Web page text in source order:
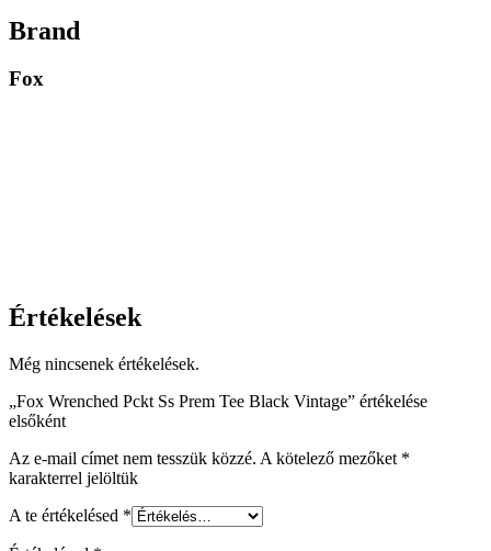
Brand
Fox
Értékelések
Még nincsenek értékelések.
„Fox Wrenched Pckt Ss Prem Tee Black Vintage” értékelése
elsőként
Az e-mail címet nem tesszük közzé. A kötelező mezőket *
karakterrel jelöltük
A te értékelésed *